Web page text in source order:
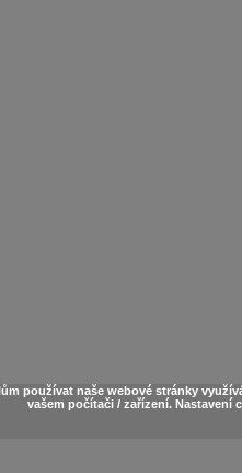
používat naše webové stránky
vašem počítači / zařízení. Nastavení